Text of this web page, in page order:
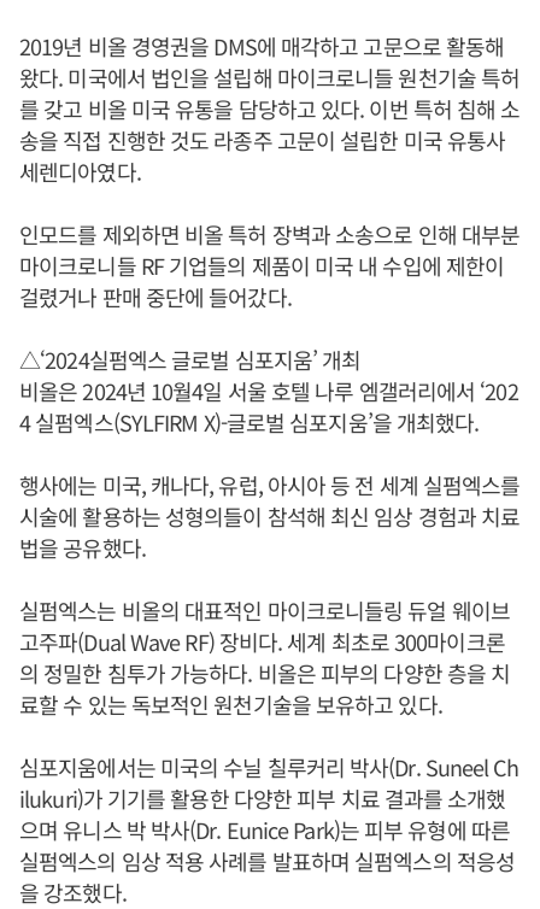
2019년 비올 경영권을 DMS에 매각하고 고문으로 활동해
왔다. 미국에서 법인을 설립해 마이크로니들 원천기술 특허
를 갖고 비올 미국 유통을 담당하고 있다. 이번 특허 침해 소
송을 직접 진행한 것도 라종주 고문이 설립한 미국 유통사
세렌디아였다.
인모드를 제외하면 비올 특허 장벽과 소송으로 인해 대부분
마이크로니들 RF 기업들의 제품이 미국 내 수입에 제한이
걸렸거나 판매 중단에 들어갔다.
△‘2024실펌엑스 글로벌 심포지움’ 개최
비올은 2024년 10월4일 서울 호텔 나루 엠갤러리에서 ‘202
4 실펌엑스(SYLFIRM X)-글로벌 심포지움’을 개최했다.
행사에는 미국, 캐나다, 유럽, 아시아 등 전 세계 실펌엑스를
시술에 활용하는 성형의들이 참석해 최신 임상 경험과 치료
법을 공유했다.
실펌엑스는 비올의 대표적인 마이크로니들링 듀얼 웨이브
고주파(Dual Wave RF) 장비다. 세계 최초로 300마이크론
의 정밀한 침투가 가능하다. 비올은 피부의 다양한 층을 치
료할 수 있는 독보적인 원천기술을 보유하고 있다.
심포지움에서는 미국의 수닐 칠루커리 박사(Dr. Suneel Ch
ilukuri)가 기기를 활용한 다양한 피부 치료 결과를 소개했
으며 유니스 박 박사(Dr. Eunice Park)는 피부 유형에 따른
실펌엑스의 임상 적용 사례를 발표하며 실펌엑스의 적응성
을 강조했다.